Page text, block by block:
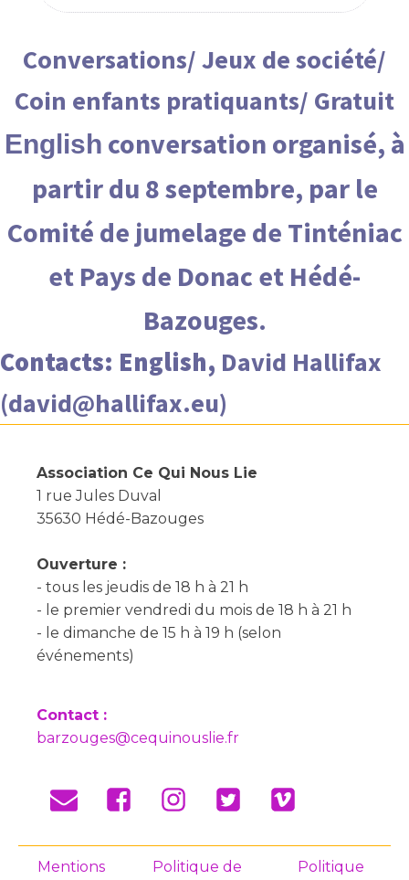
Conversations/ Jeux de société/
Coin enfants pratiquants/ Gratuit
English conversation organisé, à
partir du 8 septembre, par le
Comité de jumelage de Tinténiac
et Pays de Donac et Hédé-
Bazouges.
Contacts: English, David Hallifax
(david@hallifax.eu)
Association Ce Qui Nous Lie
1 rue Jules Duval
35630 Hédé-Bazouges
Ouverture :
- tous les jeudis de 18 h à 21 h
- le premier vendredi du mois de 18 h à 21 h
- le dimanche de 15 h à 19 h (selon
événements)
Contact :
barzouges@cequinouslie.fr
Mentions Politique de Politique